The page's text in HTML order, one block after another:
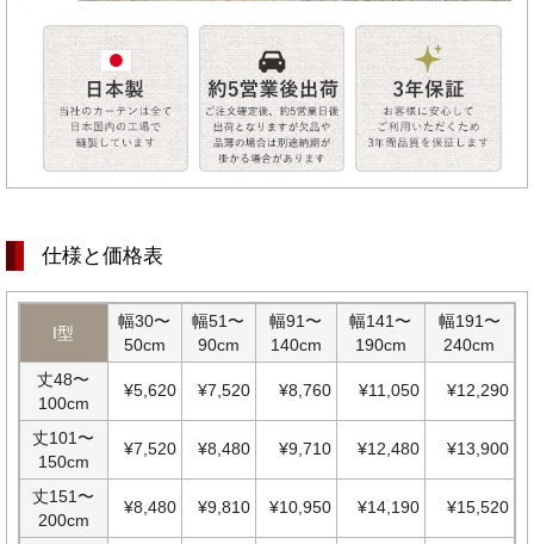
仕様と価格表
I型
幅30〜
50cm
幅51〜
90cm
幅91〜
140cm
幅141〜
190cm
幅191〜
240cm
丈48〜
100cm
¥5,620 ¥7,520 ¥8,760 ¥11,050 ¥12,290
丈101〜
150cm
¥7,520 ¥8,480 ¥9,710 ¥12,480 ¥13,900
丈151〜
200cm
¥8,480 ¥9,810 ¥10,950 ¥14,190 ¥15,520